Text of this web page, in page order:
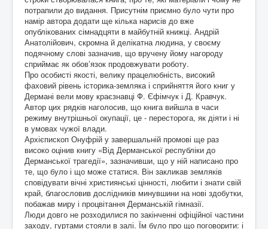
потрапили до видання. Присутнім приємно було чути про
намір автора додати ще кілька нарисів до вже
опублікованих сімнадцяти в майбутній книжці. Андрій
Анатолійович, скромна й делікатна людина, у своєму
подячному слові зазначив, що вручену йому нагороду
сприймає як обов’язок продовжувати роботу.
Про особисті якості, велику працелюбність, високий
фаховий рівень історика-земляка і сприйняття його книг у
Дермані вели мову крає­знавці Ф. Єфімчук і Д. Кравчук.
Автор цих рядків наголосив, що книга вийшла в часи
режиму внутрішньої окупації, це - пересторога, як діяти і ні
в умовах чужої влади.
Архієпископ Онуфрій у завершальній промові ще раз
високо оцінив книгу «Від Дерманської республіки до
Дерманської трагедії», зазначивши, що у ній написано про
те, що було і що може статися. Він закликав земляків
спові­дувати вічні християнські цінності, любити і знати свій
край, благословив дослідників минувшини на нові здобутки,
побажав миру і процвітання Дерманській гімназії.
Люди довго не розходилися по закінченні офіційної частини
заходу, гуртами стояли в залі. Їм було про що поговорити: і